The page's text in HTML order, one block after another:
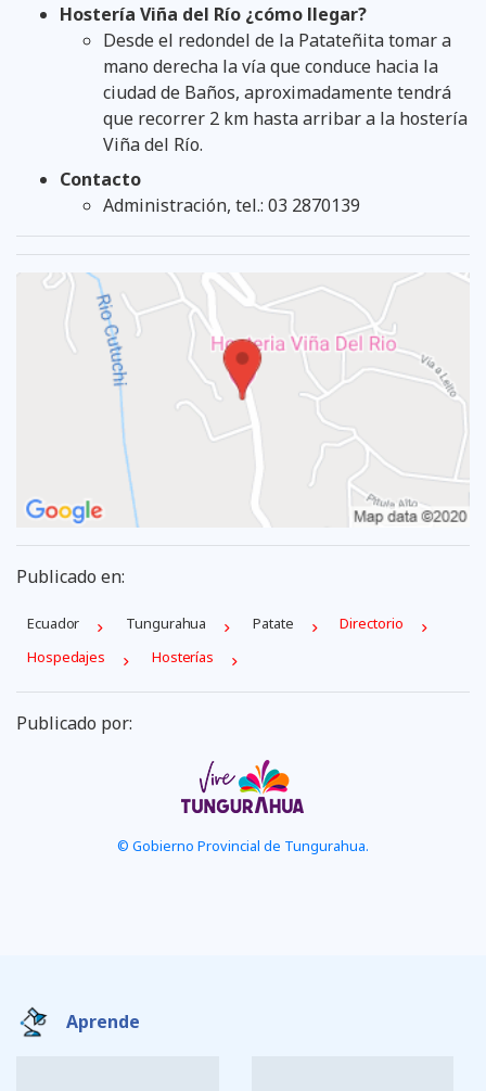
Hostería Viña del Río ¿cómo llegar?
Desde el redondel de la Patateñita tomar a
mano derecha la vía que conduce hacia la
ciudad de Baños, aproximadamente tendrá
que recorrer 2 km hasta arribar a la hostería
Viña del Río.
Contacto
Administración, tel.: 03 2870139
Publicado en:
Ecuador Tungurahua Patate
Directorio
Hospedajes
Hosterías
Publicado por:
© Gobierno Provincial de Tungurahua.
Aprende